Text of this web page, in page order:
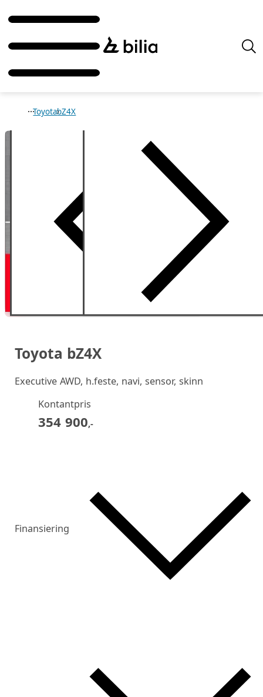
ToyotabZ4X
Toyota bZ4X
Executive AWD, h.feste, navi, sensor, skinn
Kontantpris
354 900,-
Finansiering